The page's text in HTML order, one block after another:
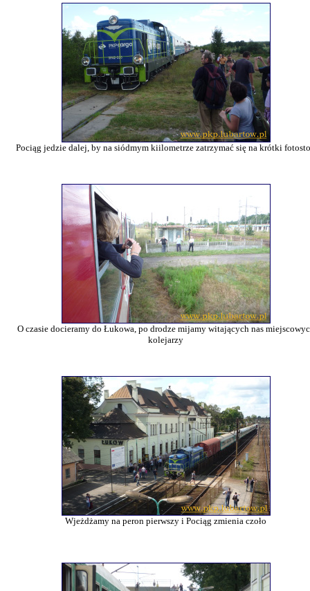
Pociąg jedzie dalej, by na siódmym kiilometrze zatrzymać się na krótki
O czasie docieramy do Łukowa, po drodze mijamy witających nas
kolejarzy
Wjeżdżamy na peron pierwszy i Pociąg zmienia czoło